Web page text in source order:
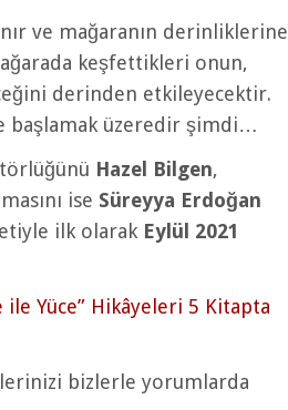
ve mağaranın derinliklerine
keşfettikleri onun,
derinden etkileyecektir.
başlamak üzeredir şimdi…
Hazel Bilgen,
ise Süreyya Erdoğan
ilk olarak Eylül 2021
ile Yüce” Hikâyeleri 5 Kitapta
bizlerle yorumlarda